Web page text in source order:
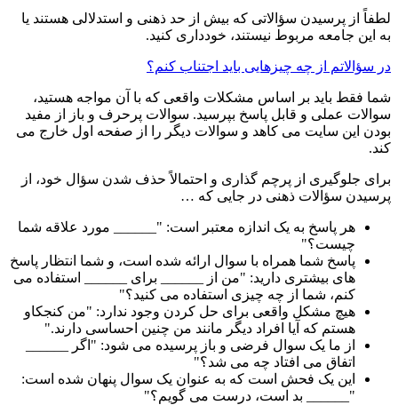
لطفاً از پرسیدن سؤالاتی که بیش از حد ذهنی و استدلالی هستند یا
به این جامعه مربوط نیستند، خودداری کنید.
در سؤالاتم از چه چیزهایی باید اجتناب کنم؟
شما فقط باید بر اساس مشکلات واقعی که با آن مواجه هستید،
سوالات عملی و قابل پاسخ بپرسید. سوالات پرحرف و باز از مفید
بودن این سایت می کاهد و سوالات دیگر را از صفحه اول خارج می
کند.
برای جلوگیری از پرچم گذاری و احتمالاً حذف شدن سؤال خود، از
پرسیدن سؤالات ذهنی در جایی که …
هر پاسخ به یک اندازه معتبر است: "______ مورد علاقه شما
چیست؟"
پاسخ شما همراه با سوال ارائه شده است، و شما انتظار پاسخ
های بیشتری دارید: "من از ______ برای ______ استفاده می
کنم، شما از چه چیزی استفاده می کنید؟"
هیچ مشکل واقعی برای حل کردن وجود ندارد: "من کنجکاو
هستم که آیا افراد دیگر مانند من چنین احساسی دارند."
از ما یک سوال فرضی و باز پرسیده می شود: "اگر ______
اتفاق می افتاد چه می شد؟"
این یک فحش است که به عنوان یک سوال پنهان شده است:
"______ بد است، درست می گویم؟"